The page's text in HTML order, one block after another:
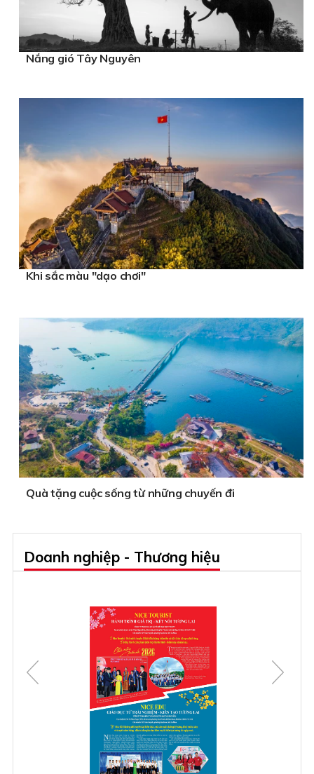
Nắng gió Tây Nguyên
Khi sắc màu "dạo chơi"
Quà tặng cuộc sống từ những chuyến đi
Doanh nghiệp - Thương hiệu